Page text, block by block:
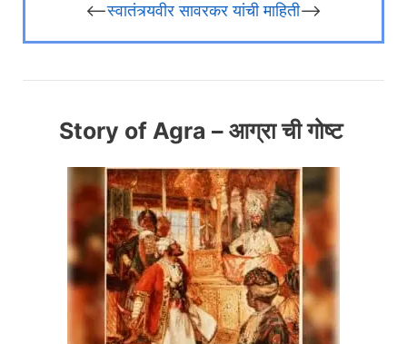
<—-स्वातंत्र्यवीर सावरकर यांची माहिती—–>
Story of Agra – आग्रा ची गोष्ट